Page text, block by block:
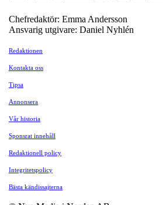
Chefredaktör: Emma Andersson
Ansvarig utgivare: Daniel Nyhlén
Redaktionen
Kontakta oss
Tipsa
Annonsera
Vår historia
Sponsrat innehåll
Redaktionell policy
Integritetspolicy
Bästa kändissajterna